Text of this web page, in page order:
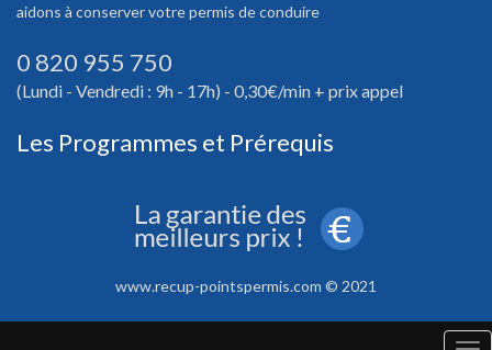
aidons à conserver votre permis de conduire
0 820 955 750
(Lundi - Vendredi : 9h - 17h) - 0,30€/min + prix appel
Les Programmes et Prérequis
www.recup-pointspermis.com © 2021